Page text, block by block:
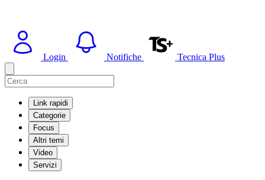
Login Notifiche Tecnica Plus
Link rapidi
Categorie
Focus
Altri temi
Video
Servizi